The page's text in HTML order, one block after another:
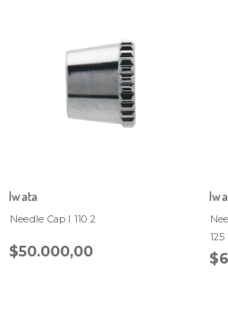
Iwata
Needle Cap I 110 2
$50.000,00
125